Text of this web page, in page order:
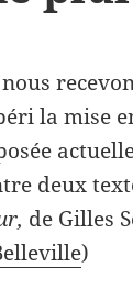
la mise
deux
de Gilles
)